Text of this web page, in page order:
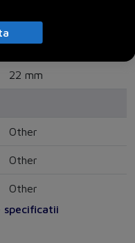
40 mm
22 mm
Other
Other
Other
specificatii